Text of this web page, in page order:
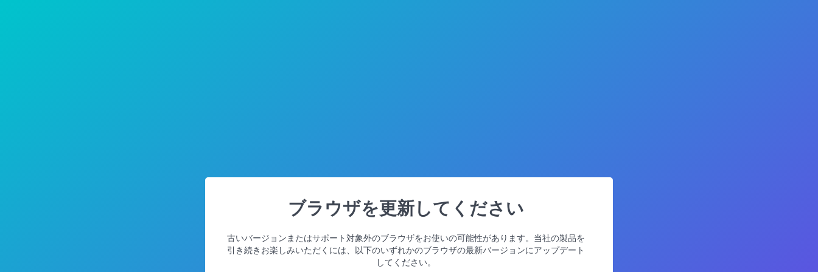
ブラウザを更新してください
古いバージョンまたはサポート対象外のブラウザをお使いの可能性があります。当社の製品を
引き続きお楽しみいただくには、以下のいずれかのブラウザの最新バージョンにアップデート
してください。